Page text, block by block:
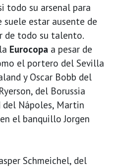
todo su arsenal para
estar ausente de
de todo su talento.
Eurocopa a pesar de
el portero del Sevilla
y Oscar Bobb del
del Borussia
del Nápoles, Martin
el banquillo Jorgen
Schmeichel, del